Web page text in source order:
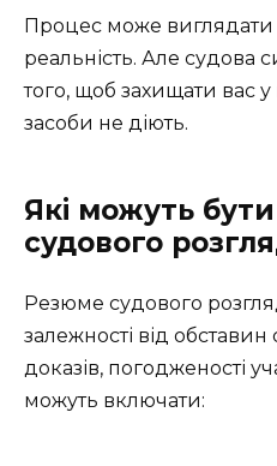
Процес може виглядати
реальність. Але судова
того, щоб захищати вас
засоби не діють.
Які можуть
судового
Резюме судового
залежності від
доказів, погодженості
можуть включати: